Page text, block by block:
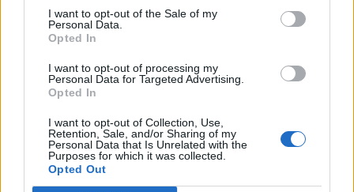
I want to opt-out of the Sale of my
Personal Data.
Opted In
I want to opt-out of processing my
Personal Data for Targeted Advertising.
Opted In
I want to opt-out of Collection, Use,
Retention, Sale, and/or Sharing of my
Personal Data that Is Unrelated with the
Purposes for which it was collected.
Opted Out
man tänkt sig. Det kändes självklart för Mikkeller att
satsa här, säger Josefine Olsson på Brill.
Brill har funnits med lite grann i projektet och bland
annat hjälpt Mikkeller i jakten på en ny lokal. Nu är
tidigt att prata om något öppningsdatum.
– Det ska vara i gång under våren, men jag vågar inte
säga något datum, säger Olsson.